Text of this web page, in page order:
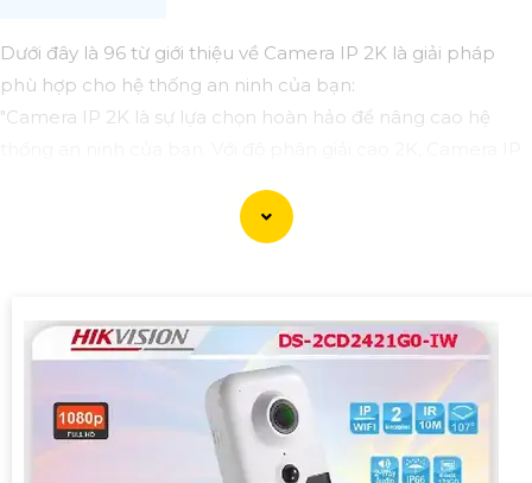
Dưới đây là 96 từ giới thiệu về Camera IP 2K là giải pháp
phù hợp cho hệ thống an ninh của bạn:
"Camera IP 2K là sự lựa chọn hoàn hảo để nâng cao hệ
hiện đại, thiết bị tự động ghi hình khi phát hiện chuyển
động, nâng cao an toàn không bỏ lỡ bất kỳ sự kiện nào. 📃
giải pháp hiệu quả để bảo vệ ngôi nhà hoặc doanh nghiệp